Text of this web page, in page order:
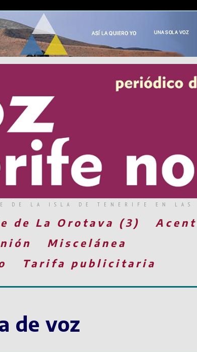
DE LA ISLA DE TENERIFE EN LAS
de La Orotava (3)
Miscelánea
Tarifa publicitaria
de voz